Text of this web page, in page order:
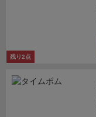
残り2点